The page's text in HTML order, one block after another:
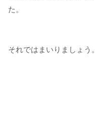
た。
それではまいりましょう。